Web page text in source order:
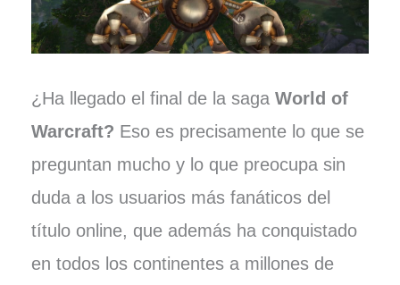
¿Ha llegado el final de la saga World of
Warcraft? Eso es precisamente lo que se
preguntan mucho y lo que preocupa sin
duda a los usuarios más fanáticos del
título online, que además ha conquistado
en todos los continentes a millones de